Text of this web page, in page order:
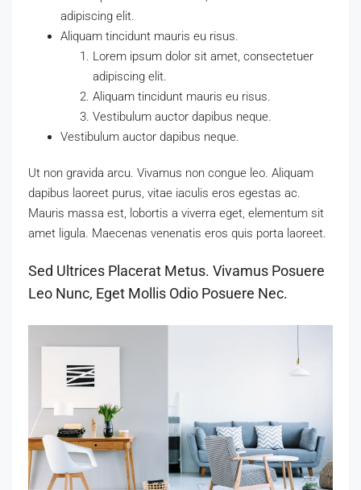
adipiscing elit.
Aliquam tincidunt mauris eu risus.
Lorem ipsum dolor sit amet, consectetuer
adipiscing elit.
Aliquam tincidunt mauris eu risus.
Vestibulum auctor dapibus neque.
Vestibulum auctor dapibus neque.
Ut non gravida arcu. Vivamus non congue leo. Aliquam
dapibus laoreet purus, vitae iaculis eros egestas ac.
Mauris massa est, lobortis a viverra eget, elementum sit
amet ligula. Maecenas venenatis eros quis porta laoreet.
Sed Ultrices Placerat Metus. Vivamus Posuere
Leo Nunc, Eget Mollis Odio Posuere Nec.